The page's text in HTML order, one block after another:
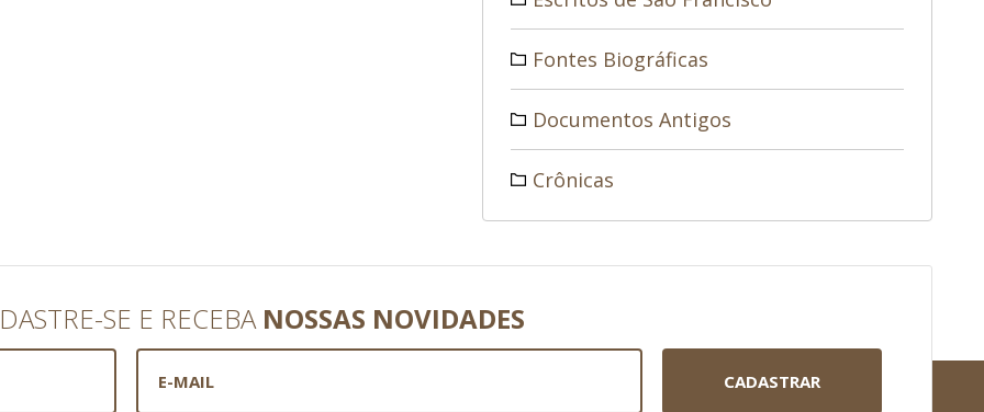
Fontes Biográficas
Documentos Antigos
Crônicas
SE E RECEBA NOSSAS NOVIDADES
CADASTRAR